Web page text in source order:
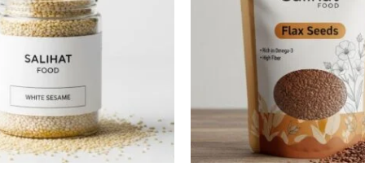
chosen